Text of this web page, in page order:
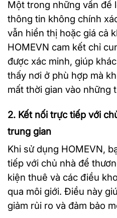
Một trong những vấn đề
thông tin không chính
vẫn hiển thị hoặc giá cả
HOMEVN cam kết chỉ
được xác minh, giúp
thấy nơi ở phù hợp mà
mất thời gian vào những
2. Kết nối trực tiếp với
trung gian
Khi sử dụng HOMEVN,
tiếp với chủ nhà để
kiện thuê và các điều
qua môi giới. Điều này
giảm rủi ro và đảm bảo